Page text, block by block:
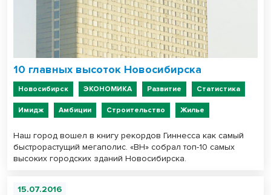
10 главных высоток Новосибирска
Новосибирск ЭКОНОМИКА Развитие Статистика
Имидж Амбиции Строительство Жилье
Наш город вошел в книгу рекордов Гиннесса как самый
быстрорастущий мегаполис. «ВН» собрал топ-10 самых
высоких городских зданий Новосибирска.
15.07.2016